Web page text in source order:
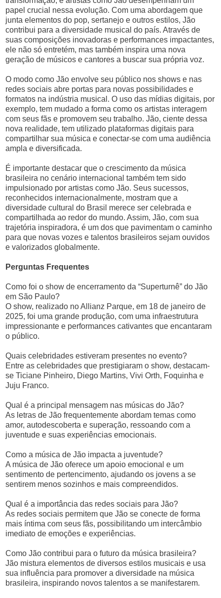
papel crucial nessa evolução. Com uma abordagem que
junta elementos do pop, sertanejo e outros estilos, Jão
contribui para a diversidade musical do país. Através de
suas composições inovadoras e performances impactantes,
ele não só entretém, mas também inspira uma nova
geração de músicos e cantores a buscar sua própria voz.
O modo como Jão envolve seu público nos shows e nas
redes sociais abre portas para novas possibilidades e
formatos na indústria musical. O uso das mídias digitais, por
exemplo, tem mudado a forma como os artistas interagem
com seus fãs e promovem seu trabalho. Jão, ciente dessa
nova realidade, tem utilizado plataformas digitais para
compartilhar sua música e conectar-se com uma audiência
ampla e diversificada.
É importante destacar que o crescimento da música
brasileira no cenário internacional também tem sido
impulsionado por artistas como Jão. Seus sucessos,
reconhecidos internacionalmente, mostram que a
diversidade cultural do Brasil merece ser celebrada e
compartilhada ao redor do mundo. Assim, Jão, com sua
trajetória inspiradora, é um dos que pavimentam o caminho
para que novas vozes e talentos brasileiros sejam ouvidos
e valorizados globalmente.
Perguntas Frequentes
Como foi o show de encerramento da “Superturnê” do Jão
em São Paulo?
O show, realizado no Allianz Parque, em 18 de janeiro de
2025, foi uma grande produção, com uma infraestrutura
impressionante e performances cativantes que encantaram
o público.
Quais celebridades estiveram presentes no evento?
Entre as celebridades que prestigiaram o show, destacam-
se Ticiane Pinheiro, Diego Martins, Vivi Orth, Foquinha e
Juju Franco.
Qual é a principal mensagem nas músicas do Jão?
As letras de Jão frequentemente abordam temas como
amor, autodescoberta e superação, ressoando com a
juventude e suas experiências emocionais.
Como a música de Jão impacta a juventude?
A música de Jão oferece um apoio emocional e um
sentimento de pertencimento, ajudando os jovens a se
sentirem menos sozinhos e mais compreendidos.
Qual é a importância das redes sociais para Jão?
As redes sociais permitem que Jão se conecte de forma
mais íntima com seus fãs, possibilitando um intercâmbio
imediato de emoções e experiências.
Como Jão contribui para o futuro da música brasileira?
Jão mistura elementos de diversos estilos musicais e usa
sua influência para promover a diversidade na música
brasileira, inspirando novos talentos a se manifestarem.